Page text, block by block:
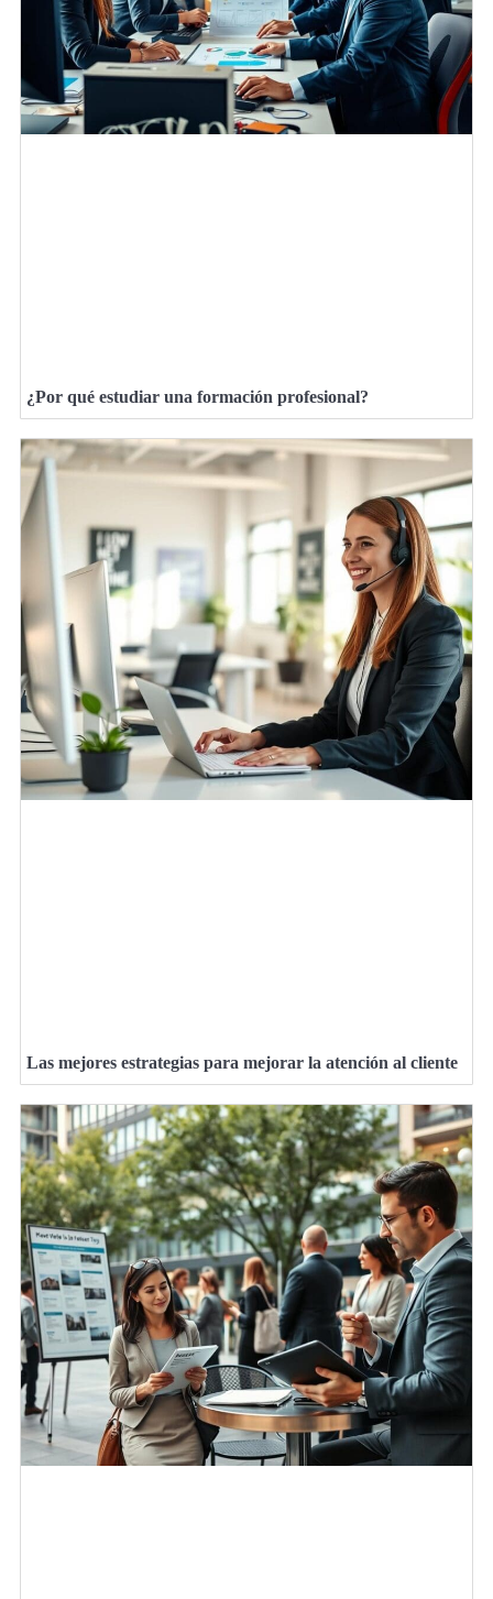
¿Por qué estudiar una formación profesional?
Las mejores estrategias para mejorar la atención al cliente